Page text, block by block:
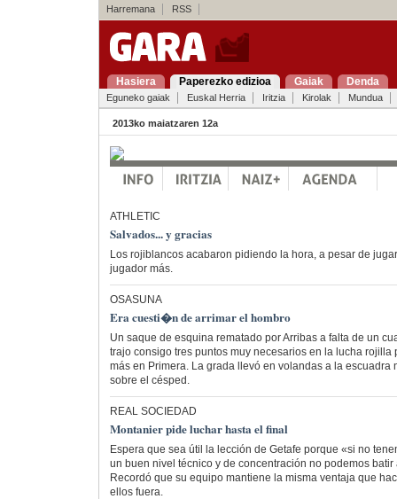
Harremana RSS
Hasiera Paperezko edizioa Gaiak Denda
Eguneko gaiak Euskal Herria Iritzia Kirolak Mundua
2013ko maiatzaren 12a
ATHLETIC
Salvados... y gracias
Los rojiblancos acabaron pidiendo la hora, a pesar de
jugador más.
OSASUNA
Era cuesti�n de arrimar el hombro
Un saque de esquina rematado por Arribas a falta de un
trajo consigo tres puntos muy necesarios en la lucha rojilla
más en Primera. La grada llevó en volandas a la escuadra
sobre el césped.
REAL SOCIEDAD
Montanier pide luchar hasta el final
Espera que sea útil la lección de Getafe porque «si no
un buen nivel técnico y de concentración no podemos
Recordó que su equipo mantiene la misma ventaja que
ellos fuera.